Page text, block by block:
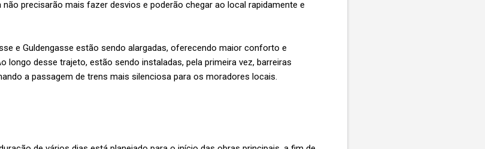
precisarão mais fazer desvios e poderão chegar ao local rapidamente e
e Guldengasse estão sendo alargadas, oferecendo maior conforto e
longo desse trajeto, estão sendo instaladas, pela primeira vez, barreiras
a passagem de trens mais silenciosa para os moradores locais.